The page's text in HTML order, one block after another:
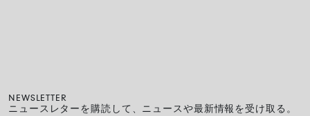
NEWSLETTER
ニュースレターを購読して、ニュースや最新情報を受け取る。